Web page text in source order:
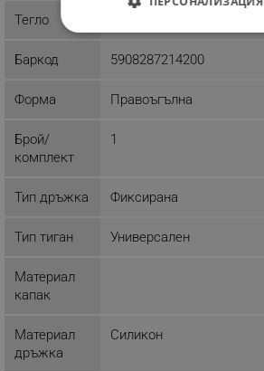
Тегло
Баркод 5908287214200
Форма Правоъгълна
Брой/
комплект
1
Тип дръжка Фиксирана
Тип тиган Универсален
Материал
капак
Материал
дръжка
Силикон
СТРОГО НЕОБХОДИМО
ТАРГЕТИРАНЕ
ФУНКЦИОНАЛНОСТ